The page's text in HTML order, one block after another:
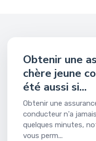
Obtenir une
chère jeune
été aussi si...
Obtenir une
conducteur n'a
quelques minutes,
vous perm...